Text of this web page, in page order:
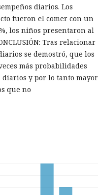
diarios. Los
fueron el comer con un
los niños presentaron al
Tras relacionar
se demostró, que los
más probabilidades
diarios y por lo tanto mayor
que no